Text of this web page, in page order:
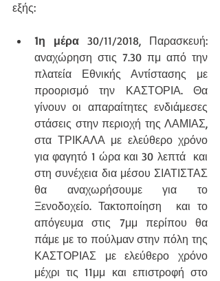
εξής:
1η μέρα 30/11/2018, Παρασκευή:
αναχώρηση στις 7.30 πμ από την
πλατεία Εθνικής Αντίστασης με
προορισμό την ΚΑΣΤΟΡΙΑ. Θα
γίνουν οι απαραίτητες ενδιάμεσες
στάσεις στην περιοχή της ΛΑΜΙΑΣ,
στα ΤΡΙΚΑΛΑ με ελεύθερο χρόνο
για φαγητό 1 ώρα και 30 λεπτά  και
στη συνέχεια δια μέσου ΣΙΑΤΙΣΤΑΣ
θα αναχωρήσουμε για το
Ξενοδοχείο. Τακτοποίηση  και το
απόγευμα στις 7μμ περίπου θα
πάμε με το πούλμαν στην πόλη της
ΚΑΣΤΟΡΙΑΣ με ελεύθερο χρόνο
μέχρι τις 11μμ και επιστροφή στο